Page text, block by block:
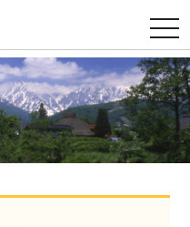
t
o
g
g
l
e
n
a
v
g
i